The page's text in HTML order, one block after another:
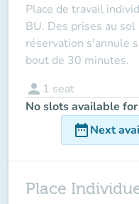
Place de travail
BU. Des prises au
réservation s'annule
bout de 30 minutes.
person 1 seat
No slots available
date_rangeNext
Place